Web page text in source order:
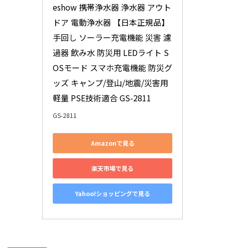
eshow 携帯浄水器 浄水器 アウト
ドア 電動浄水器 【日本正規品】
手回し ソーラー充電機能 災害 濾
過器 飲み水 防災用 LEDライト S
OSモード スマホ充電機能 防災グ
ッズ キャンプ/登山/地震/災害用
軽量 PSE技術適合 GS-2811
GS-2811
Amazonで見る
楽天市場で見る
Yahoo!ショッピングで見る